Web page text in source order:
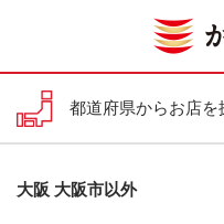
都道府県からお店を
大阪 大阪市以外